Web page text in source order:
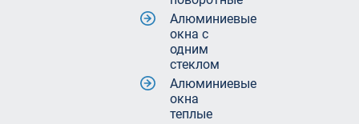
Алюминиевые
окна с
одним
стеклом
Алюминиевые
окна
теплые